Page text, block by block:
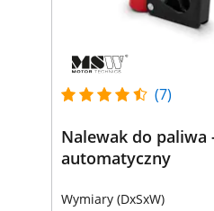
(7)
Nalewak do paliwa
automatyczny
Wymiary (DxSxW)